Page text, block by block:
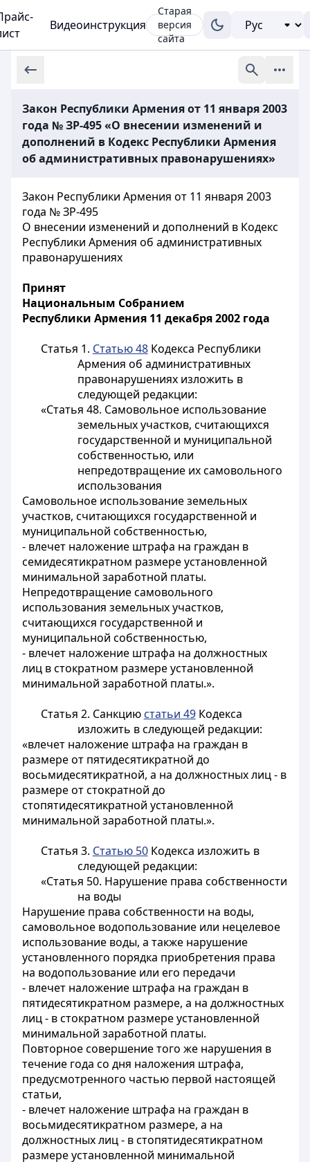
Видеоинструкция
Старая
версия
сайта
Закон Республики Армения от 11 января 2003
года № ЗР-495 «О внесении изменений и
дополнений в Кодекс Республики Армения
об административных правонарушениях»
Закон Республики Армения от 11 января 2003
года № ЗР-495
О внесении изменений и дополнений в Кодекс
Республики Армения об административных
правонарушениях
Принят
Национальным Собранием
Республики Армения 11 декабря 2002 года
Статья 1. Статью 48Кодекса Республики
Армения об административных
правонарушениях изложить в
следующей редакции:
«Статья 48. Самовольное использование
земельных участков, считающихся
государственной и муниципальной
собственностью, или
непредотвращение их самовольного
использования
Самовольное использование земельных
участков, считающихся государственной и
муниципальной собственностью,
- влечет наложение штрафа на граждан в
семидесятикратном размере установленной
минимальной заработной платы.
Непредотвращение самовольного
использования земельных участков,
считающихся государственной и
муниципальной собственностью,
- влечет наложение штрафа на должностных
лиц в стократном размере установленной
минимальной заработной платы.».
Статья 2. Санкцию статьи 49Кодекса
изложить в следующей редакции:
«влечет наложение штрафа на граждан в
размере от пятидесятикратной до
восьмидесятикратной, а на должностных лиц - в
размере от стократной до
стопятидесятикратной установленной
минимальной заработной платы.».
Статья 3. Статью 50Кодекса изложить в
следующей редакции:
«Статья 50. Нарушение права собственности
на воды
Нарушение права собственности на воды,
самовольное водопользование или нецелевое
использование воды, а также нарушение
установленного порядка приобретения права
на водопользование или его передачи
- влечет наложение штрафа на граждан в
пятидесятикратном размере, а на должностных
лиц - в стократном размере установленной
минимальной заработной платы.
Повторное совершение того же нарушения в
течение года со дня наложения штрафа,
предусмотренного частью первой настоящей
статьи,
- влечет наложение штрафа на граждан в
восьмидесятикратном размере, а на
должностных лиц - в стопятидесятикратном
размере установленной минимальной